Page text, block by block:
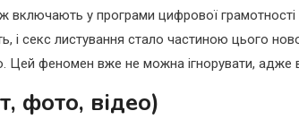
включають у програми цифрової грамотності
і секс листування стало частиною цього
Цей феномен вже не можна ігнорувати,
фото, відео)